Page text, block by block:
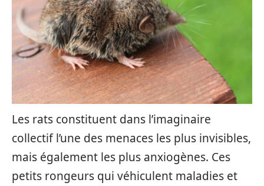
Les rats constituent dans l’imaginaire
collectif l’une des menaces les plus invisibles,
mais également les plus anxiogènes. Ces
petits rongeurs qui véhiculent maladies et